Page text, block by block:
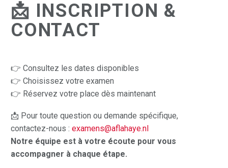
📩 INSCRIPTION &
CONTACT
👉 Consultez les dates disponibles
👉 Choisissez votre examen
👉 Réservez votre place dès maintenant
📩 Pour toute question ou demande spécifique,
contactez-nous : examens@aflahaye.nl
Notre équipe est à votre écoute pour vous
accompagner à chaque étape.